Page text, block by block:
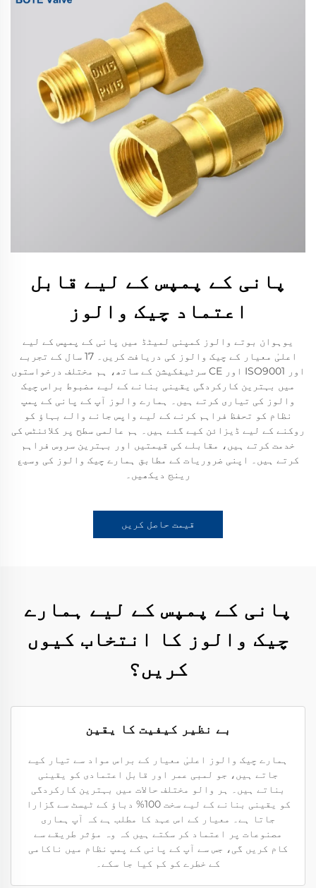
پانی کے پمپس کے لیے قابل
اعتماد چیک والوز
یوہوان بوتے والوز کمپنی لمیٹڈ میں پانی کے پمپس کے لیے
اعلیٰ معیار کے چیک والوز کی دریافت کریں۔ 17 سال کے تجربے
اور ISO9001 اور CE سرٹیفکیشن کے ساتھ، ہم مختلف درخواستوں
میں بہترین کارکردگی یقینی بنانے کے لیے مضبوط براس چیک
والوز کی تیاری کرتے ہیں۔ ہمارے والوز آپ کے پانی کے پمپ
نظام کو تحفظ فراہم کرنے کے لیے واپس جانے والے بہاؤ کو
روکنے کے لیے ڈیزائن کیے گئے ہیں۔ ہم عالمی سطح پر کلائنٹس کی
خدمت کرتے ہیں، مقابلے کی قیمتیں اور بہترین سروس فراہم
کرتے ہیں۔ اپنی ضروریات کے مطابق ہمارے چیک والوز کی وسیع
رینج دیکھیں۔
قیمت حاصل کریں
پانی کے پمپس کے لیے ہمارے
چیک والوز کا انتخاب کیوں
کریں؟
بے نظیر کیفیت کا یقین
ہمارے چیک والوز اعلیٰ معیار کے براس مواد سے تیار کیے
جاتے ہیں، جو لمبی عمر اور قابل اعتمادی کو یقینی
بناتے ہیں۔ ہر والو مختلف حالات میں بہترین کارکردگی
کو یقینی بنانے کے لیے سخت 100% دباؤ کے ٹیسٹ سے گزارا
جاتا ہے۔ معیار کے اس عہد کا مطلب ہے کہ آپ ہماری
مصنوعات پر اعتماد کر سکتے ہیں کہ وہ مؤثر طریقے سے
کام کریں گی، جس سے آپ کے پانی کے پمپ نظام میں ناکامی
کے خطرے کو کم کیا جا سکے۔